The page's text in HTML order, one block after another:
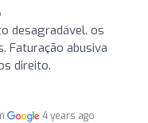
desagradável. os
Faturação abusiva
direito.
4 years ago